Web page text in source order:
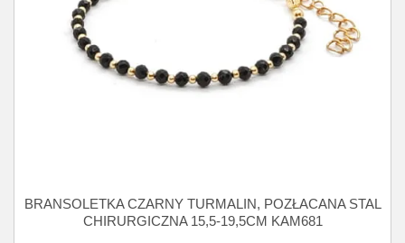
BRANSOLETKA CZARNY TURMALIN, POZŁACANA STAL
CHIRURGICZNA 15,5-19,5CM KAM681